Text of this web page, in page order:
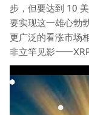
步，但要达到 10
要实现这一雄心勃
更广泛的看涨市场
非立竿见影——XRP